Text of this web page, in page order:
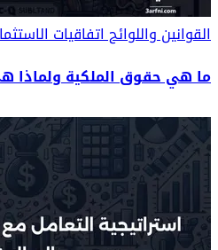
القوانين واللوائحاتفاقيات
ما هي حقوق الملكية ولماذا